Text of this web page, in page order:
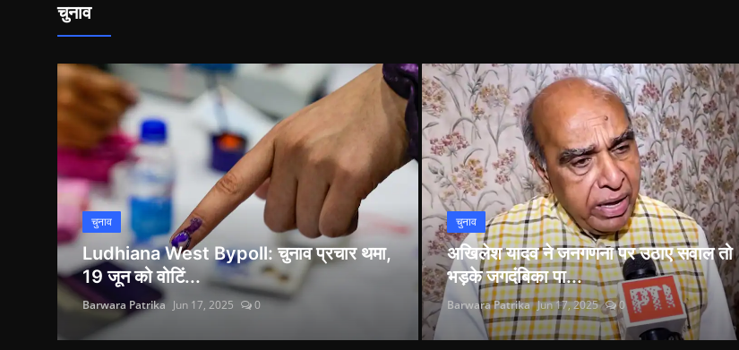
चुनाव
चुनाव
Ludhiana West Bypoll: चुनाव प्रचार थमा,
19 जून को वोटिं...
Barwara Patrika Jun 17, 2025 0
चुनाव
अखिलेश यादव ने जनगणना पर उठाए सवाल तो
भड़के जगदंबिका पा...
Barwara Patrika Jun 17, 2025 0